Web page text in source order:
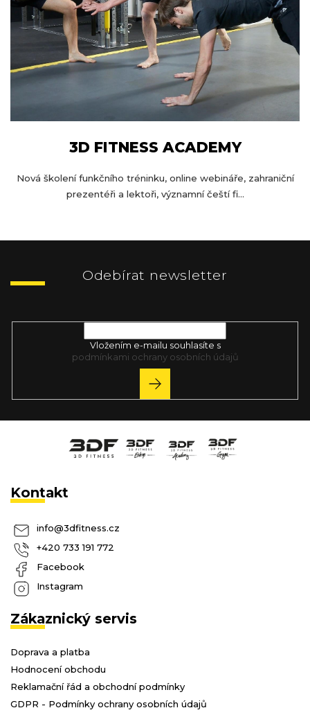
3D FITNESS ACADEMY
Nová školení funkčního tréninku, online webináře, zahraniční
prezentéři a lektoři, významní čeští fi...
Z
Odebírat newsletter
Vložením e-mailu souhlasíte s
podmínkami ochrany osobních údajů
PŘIHLÁSIT
SE
Kontakt
info@3dfitness.cz
+420 733 191 772
Facebook
Instagram
Zákaznický servis
Doprava a platba
Hodnocení obchodu
Reklamační řád a obchodní podmínky
GDPR - Podmínky ochrany osobních údajů